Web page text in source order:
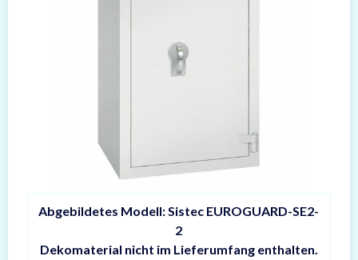
Abgebildetes Modell: Sistec EUROGUARD-SE2-
2
Dekomaterial nicht im Lieferumfang enthalten.